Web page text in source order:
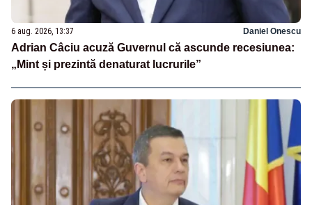
6 aug. 2026, 13:37 Daniel Onescu
Adrian Câciu acuză Guvernul că ascunde recesiunea:
„Mint și prezintă denaturat lucrurile”